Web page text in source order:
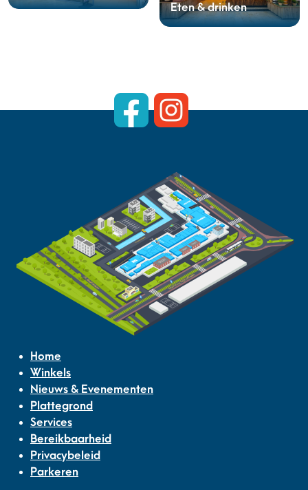
Eten & drinken
Home
Winkels
Nieuws & Evenementen
Plattegrond
Services
Bereikbaarheid
Privacybeleid
Parkeren